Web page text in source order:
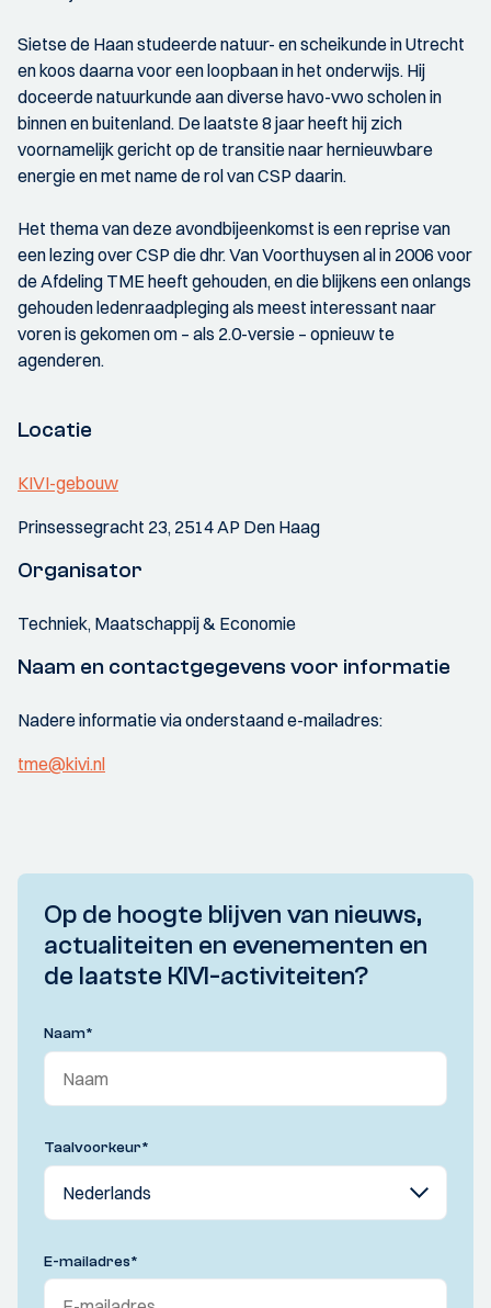
Sietse de Haan studeerde natuur- en scheikunde in Utrecht
en koos daarna voor een loopbaan in het onderwijs. Hij
doceerde natuurkunde aan diverse havo-vwo scholen in
binnen en buitenland. De laatste 8 jaar heeft hij zich
voornamelijk gericht op de transitie naar hernieuwbare
energie en met name de rol van CSP daarin.
Het thema van deze avondbijeenkomst is een reprise van
een lezing over CSP die dhr. Van Voorthuysen al in 2006 voor
de Afdeling TME heeft gehouden, en die blijkens een onlangs
gehouden ledenraadpleging als meest interessant naar
voren is gekomen om – als 2.0-versie – opnieuw te
agenderen.
Locatie
KIVI-gebouw
Prinsessegracht 23, 2514 AP Den Haag
Organisator
Techniek, Maatschappij & Economie
Naam en contactgegevens voor informatie
Nadere informatie via onderstaand e-mailadres:
tme@kivi.nl
Op de hoogte blijven van nieuws,
actualiteiten en evenementen en
de laatste KIVI-activiteiten?
Naam*
Taalvoorkeur*
E-mailadres*